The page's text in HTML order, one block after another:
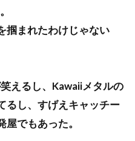
掴まれたわけじゃない
えるし、Kawaiiメタルの
るし、すげえキャッチー
でもあった。